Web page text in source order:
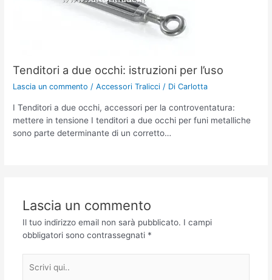
Tenditori a due occhi: istruzioni per l’uso
Lascia un commento /Accessori Tralicci / DiCarlotta
I Tenditori a due occhi, accessori per la controventatura:
mettere in tensione I tenditori a due occhi per funi metalliche
sono parte determinante di un corretto…
Lascia un commento
Il tuo indirizzo email non sarà pubblicato. I campi
obbligatori sono contrassegnati *
qui..